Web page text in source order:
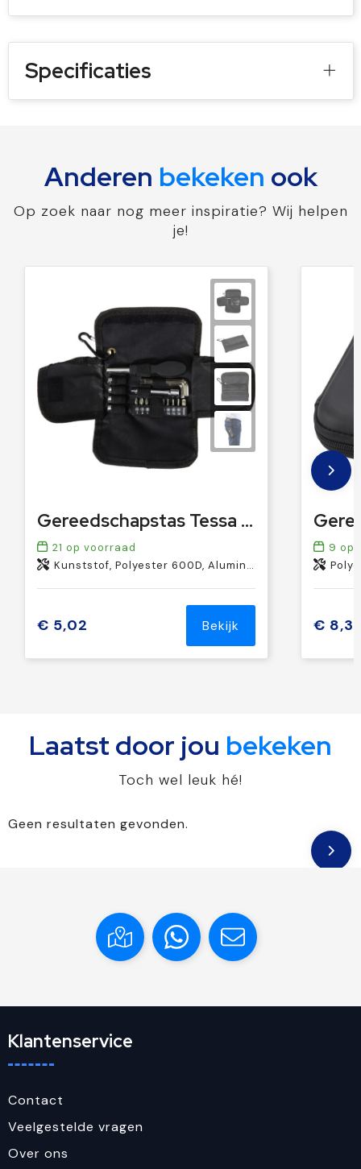
Specificaties
Anderen bekeken ook
Op zoek naar nog meer inspiratie? Wij helpen
je!
Gereedschapstas Tessa | Oxford 600D | 20 st
21 op voorraad
Kunststof, Polyester 600D, Aluminium, Metaal
€ 5,02 Bekijk
9 op
€ 8,31
Laatst door jou bekeken
Toch wel leuk hé!
Geen resultaten gevonden.
Klantenservice
Contact
Veelgestelde vragen
Over ons